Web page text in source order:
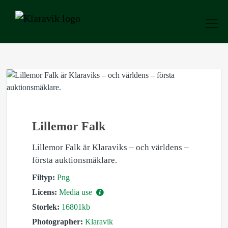
Lillemor Falk
Lillemor Falk är Klaraviks – och världens –
första auktionsmäklare.
Filtyp: Png
Licens: Media use
Storlek: 16801kb
Photographer: Klaravik